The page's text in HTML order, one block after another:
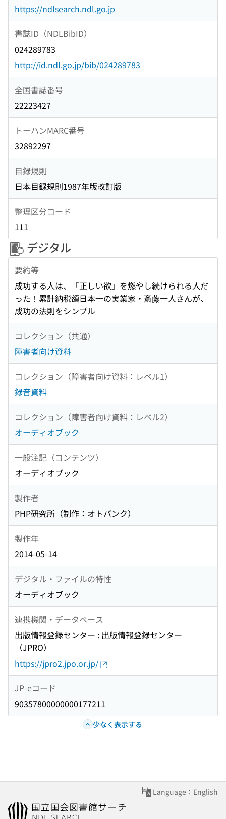
https://ndlsearch.ndl.go.jp
書誌ID（NDLBibID）
024289783
http://id.ndl.go.jp/bib/024289783
全国書誌番号
22223427
トーハンMARC番号
32892297
目録規則
日本目録規則1987年版改訂版
整理区分コード
111
デジタル
要約等
成功する人は、「正しい欲」を燃やし続けられる人だ
った！累計納税額日本一の実業家・斎藤一人さんが、
成功の法則をシンプル
コレクション（共通）
障害者向け資料
コレクション（障害者向け資料：レベル1）
録音資料
コレクション（障害者向け資料：レベル2）
オーディオブック
一般注記（コンテンツ）
オーディオブック
製作者
PHP研究所（制作：オトバンク）
製作年
2014-05-14
デジタル・ファイルの特性
オーディオブック
連携機関・データベース
出版情報登録センター : 出版情報登録センター
（JPRO）
https://jpro2.jpo.or.jp/
JP-eコード
90357800000000177211
少なく表示する
Language：English